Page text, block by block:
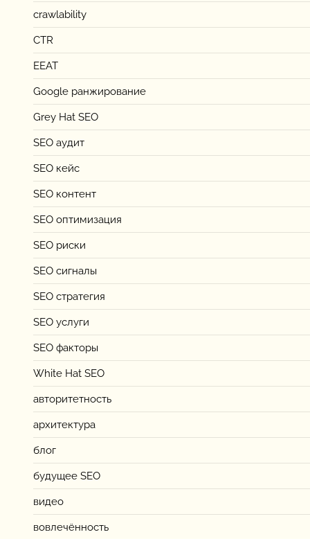
crawlability
CTR
EEAT
Google ранжирование
Grey Hat SEO
SEO аудит
SEO кейс
SEO контент
SEO оптимизация
SEO риски
SEO сигналы
SEO стратегия
SEO услуги
SEO факторы
White Hat SEO
авторитетность
архитектура
блог
будущее SEO
видео
вовлечённость